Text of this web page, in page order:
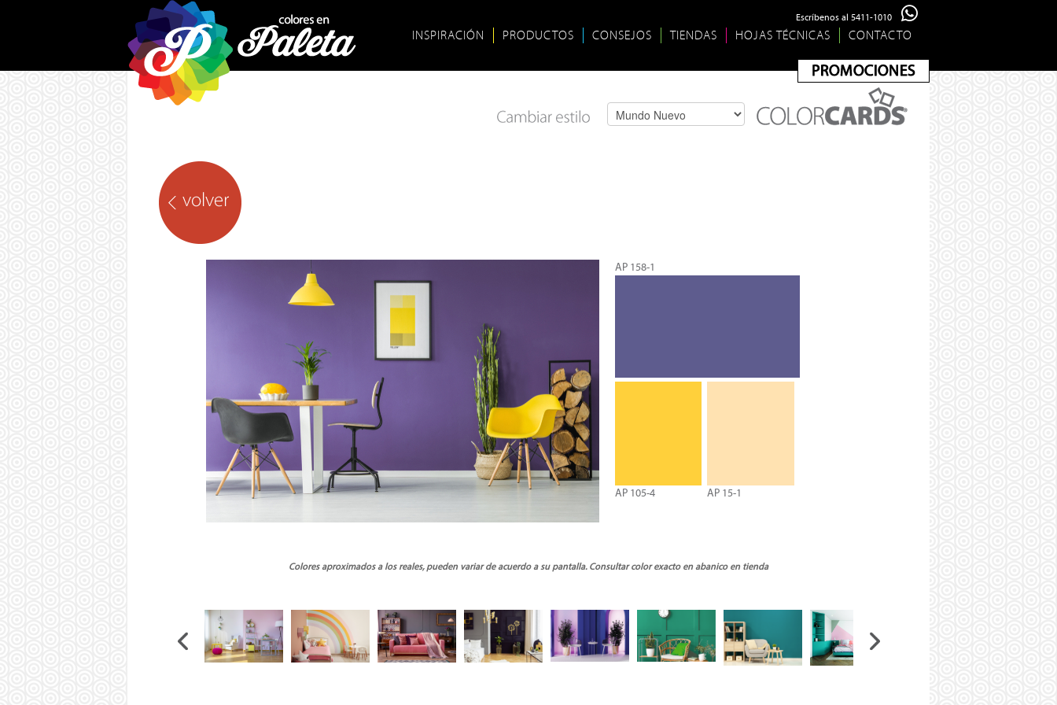
INSPIRACIÓN PRODUCTOS CONSEJOS TIENDAS HOJAS TÉCNICAS CONTACTO
Escríbenos al 5411-1010
AP 158-1
AP 105-4 AP 15-1
Colores aproximados a los reales, pueden variar de acuerdo a su pantalla. Consultar color exacto en abanico en tienda